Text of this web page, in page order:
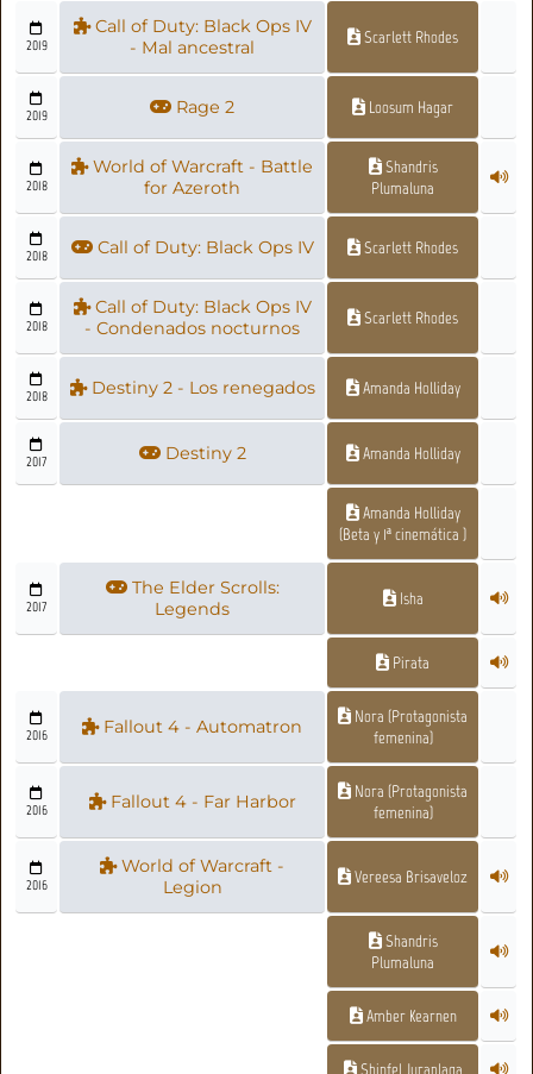
2019
Call of Duty: Black Ops IV
- Mal ancestral
Scarlett Rhodes
2019 Rage 2 Loosum Hagar
2018
World of Warcraft - Battle
for Azeroth
Shandris
Plumaluna
2018 Call of Duty: Black Ops IV Scarlett Rhodes
2018
Call of Duty: Black Ops IV
- Condenados nocturnos
Scarlett Rhodes
2018 Destiny 2 - Los renegados Amanda Holliday
2017 Destiny 2 Amanda Holliday
Amanda Holliday
(Beta y 1ª cinemática )
2017
The Elder Scrolls:
Legends
Isha
Pirata
2016 Fallout 4 - Automatron
Nora (Protagonista
femenina)
2016 Fallout 4 - Far Harbor
Nora (Protagonista
femenina)
2016
World of Warcraft -
Legion
Vereesa Brisaveloz
Shandris
Plumaluna
Amber Kearnen
Shinfel Juraplaga